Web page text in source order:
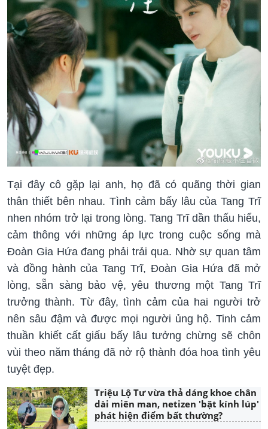
Tại đây cô gặp lại anh, họ đã có quãng thời gian
thân thiết bên nhau. Tình cảm bấy lâu của Tang Trĩ
nhen nhóm trở lại trong lòng. Tang Trĩ dần thấu hiểu,
cảm thông với những áp lực trong cuộc sống mà
Đoàn Gia Hứa đang phải trải qua. Nhờ sự quan tâm
và đồng hành của Tang Trĩ, Đoàn Gia Hứa đã mở
lòng, sẵn sàng bảo vệ, yêu thương một Tang Trĩ
trưởng thành. Từ đây, tình cảm của hai người trở
nên sâu đậm và được mọi người ủng hộ. Tinh cảm
thuần khiết cất giấu bấy lâu tưởng chừng sẽ chôn
vùi theo năm tháng đã nở rộ thành đóa hoa tình yêu
tuyệt đẹp.
Triệu Lộ Tư vừa thả dáng khoe chân
dài miên man, netizen 'bật kính lúp'
phát hiện điểm bất thường?